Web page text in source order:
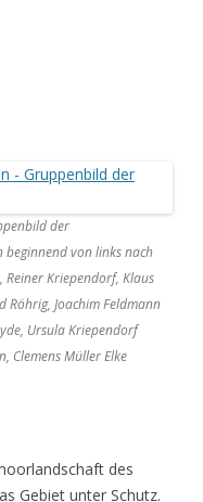
der
beginnend von links nach
Kriependorf, Klaus
Röhrig, Joachim Feldmann
Ursula Kriependorf
Clemens Müller Elke
des
Gebiet unter Schutz.